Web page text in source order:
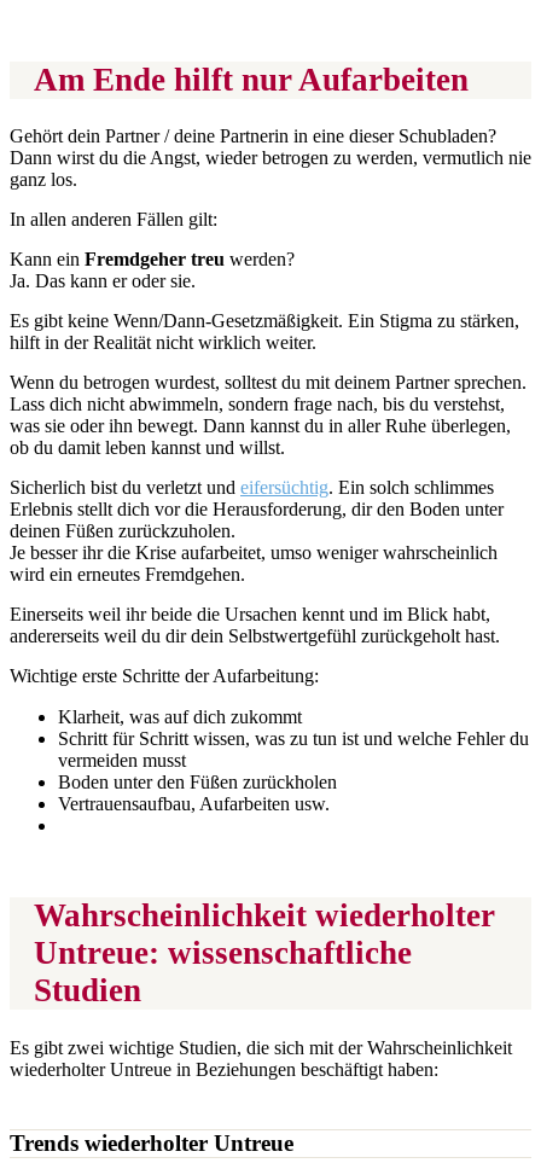
Am Ende hilft nur Aufarbeiten
Gehört dein Partner / deine Partnerin in eine dieser Schubladen?
Dann wirst du die Angst, wieder betrogen zu werden, vermutlich nie
ganz los.
In allen anderen Fällen gilt:
Kann ein Fremdgeher treu werden?
Ja. Das kann er oder sie.
Es gibt keine Wenn/Dann-Gesetzmäßigkeit. Ein Stigma zu stärken,
hilft in der Realität nicht wirklich weiter.
Wenn du betrogen wurdest, solltest du mit deinem Partner sprechen.
Lass dich nicht abwimmeln, sondern frage nach, bis du verstehst,
was sie oder ihn bewegt. Dann kannst du in aller Ruhe überlegen,
ob du damit leben kannst und willst.
Sicherlich bist du verletzt und eifersüchtig. Ein solch schlimmes
Erlebnis stellt dich vor die Herausforderung, dir den Boden unter
deinen Füßen zurückzuholen.
Je besser ihr die Krise aufarbeitet, umso weniger wahrscheinlich
wird ein erneutes Fremdgehen.
Einerseits weil ihr beide die Ursachen kennt und im Blick habt,
andererseits weil du dir dein Selbstwertgefühl zurückgeholt hast.
Wichtige erste Schritte der Aufarbeitung:
Klarheit, was auf dich zukommt
Schritt für Schritt wissen, was zu tun ist und welche Fehler du
vermeiden musst
Boden unter den Füßen zurückholen
Vertrauensaufbau, Aufarbeiten usw.
Wahrscheinlichkeit wiederholter
Untreue: wissenschaftliche
Studien
Es gibt zwei wichtige Studien, die sich mit der Wahrscheinlichkeit
wiederholter Untreue in Beziehungen beschäftigt haben:
Trends wiederholter Untreue